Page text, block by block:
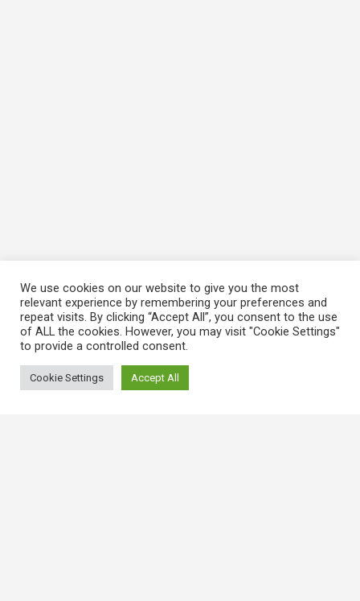
We use cookies on our website to give you the most
relevant experience by remembering your preferences and
repeat visits. By clicking “Accept All”, you consent to the use
of ALL the cookies. However, you may visit "Cookie Settings"
to provide a controlled consent.
Cookie Settings Accept All